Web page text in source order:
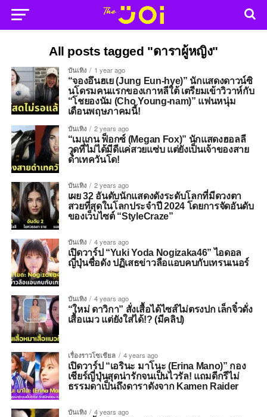
All posts tagged "ดาราผู้หญิง"
บันเทิง 1 year ago
“จองอึนฮเย (Jung Eun-hye)” นักแสดงดาวน์ซิ
นโดรมคนแรกของเกาหลีใต้ เตรียมเข้าวิวาห์กับ
“โชยองนัม (Cho Young-nam)” แฟนหนุ่ม
เดือนพฤษภาคมนี้!
บันเทิง 2 years ago
“เมแกน ฟ็อกซ์ (Megan Fox)” นักแสดงฮอลลี
วูดที่ไม่ได้มีดีแค่สวยแซ่บ แต่ยังเป็นเจ้าของสาย
ดำเทควันโด!
บันเทิง 2 years ago
เผย 32 อันดับนักแสดงดังระดับโลกที่มีดวงตา
สวยที่สุดในโลกประจำปี 2024 โดยการจัดอันดับ
ของเว็บไซต์ “StyleCraze”
บันเทิง 4 years ago
เปิดวาร์ป “Yuki Yoda Nogizaka46” ไอดอล
ญี่ปุ่นชื่อดัง ปฏิเสธข่าวลือแอบคบกับเทรนเนอร์
บันเทิง 4 years ago
“ใหม่ ดาวิกา” สั่งเสื้อได้ไซส์ไม่ตรงปก เล็กจิ๋วดั่ง
เสื้อแมว แต่ยังใส่ได้!? (มีคลิป)
เรื่องราวโซเชียล 4 years ago
เปิดวาร์ป “เอรินะ มาโนะ (Erina Mano)” กอง
เชียร์ญี่ปุ่นสุดน่ารักจนเป็นไวรัล! แถมดีกรีไม่
ธรรมดาเป็นถึงดาราดังจาก Kamen Raider
บันเทิง 4 years ago